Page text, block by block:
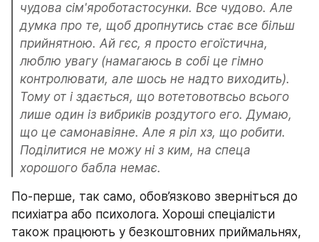
чудова сім'яроботастосунки. Все чудово. Але
думка про те, щоб дропнутись стає все більш
прийнятною. Ай гєс, я просто егоїстична,
люблю увагу (намагаюсь в собі це гімно
контролювати, але шось не надто виходить).
Тому от і здається, що вотетовотвсьо всього
лише один із вибриків роздутого его. Думаю,
що це самонавіяне. Але я ріл хз, що робити.
Поділитися не можу ні з ким, на спеца
хорошого бабла немає.
По-перше, так само, обов’язково зверніться до
психіатра або психолога. Хороші спеціалісти
також працюють у безкоштовних приймальнях,